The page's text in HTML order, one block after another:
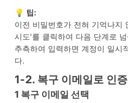
💡 팁:
이전 비밀번호가 전혀 기억나지
시도'를 클릭하여 다음 단계로
추측하여 입력하면 계정이 일시
다.
1-2. 복구 이메일로 인
1 복구 이메일 선택